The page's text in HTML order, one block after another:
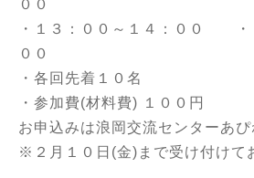
００
・１３：００～１４：００
００
・各回先着１０名
・参加費(材料費) １００円
お申込みは浪岡交流センターあ
※２月１０日(金)まで受け付けて